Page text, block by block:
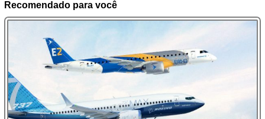
Recomendado para você